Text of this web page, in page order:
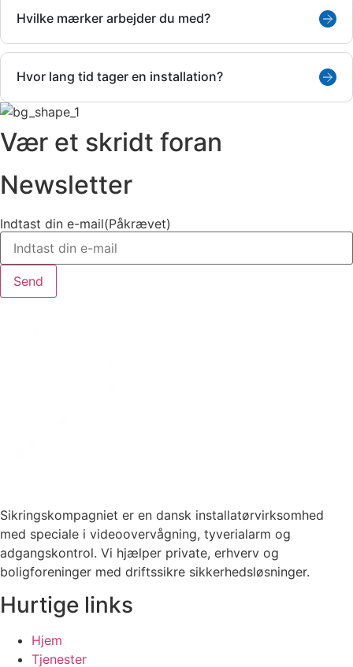
Hvilke mærker arbejder du med?
Hvor lang tid tager en installation?
Vær et skridt foran
Newsletter
Indtast din e-mail(Påkrævet)
Sikringskompagniet er en dansk installatørvirksomhed
med speciale i videoovervågning, tyverialarm og
adgangskontrol. Vi hjælper private, erhverv og
boligforeninger med driftssikre sikkerhedsløsninger.
Hurtige links
Hjem
Tjenester